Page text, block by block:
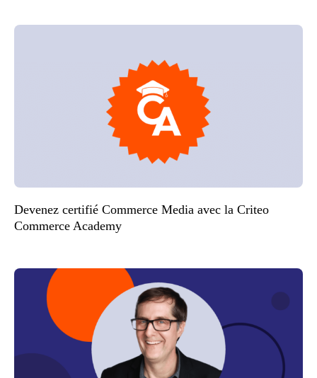
Devenez certifié Commerce Media avec la Criteo
Commerce Academy